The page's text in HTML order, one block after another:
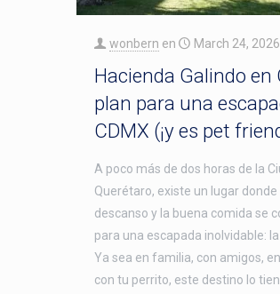
wonbern en March 24, 2026
Hacienda Galindo en
plan para una
CDMX (¡y es pet
A poco más de dos horas de la
Querétaro, existe un lugar donde
descanso y la buena comida se
para una escapada inolvidable: la
Ya sea en familia, con amigos,
con tu perrito, este destino lo